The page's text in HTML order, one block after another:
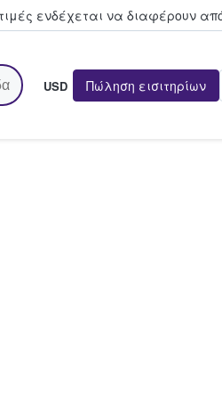
ενδέχεται να διαφέρουν
USD Πώληση εισιτηρίων